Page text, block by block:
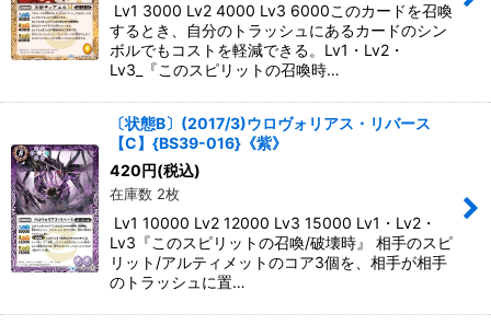
Lv1 3000 Lv2 4000 Lv3 6000このカードを召喚
するとき、自分のトラッシュにあるカードのシン
ボルでもコストを軽減できる。Lv1・Lv2・
Lv3_『このスピリットの召喚時…
〔状態B〕(2017/3)ウロヴォリアス・リバース
【C】{BS39-016}《紫》
420円(税込)
在庫数 2枚
Lv1 10000 Lv2 12000 Lv3 15000 Lv1・Lv2・
Lv3『このスピリットの召喚/破壊時』 相手のスピ
リット/アルティメットのコア3個を、相手が相手
のトラッシュに置…